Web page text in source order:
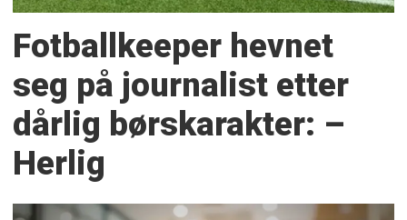
Fotballkeeper hevnet
seg på journalist etter
dårlig børskarakter: –
Herlig